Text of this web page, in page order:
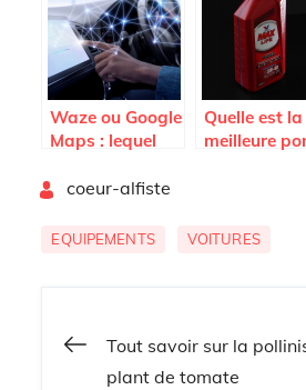
Waze ou Google
Maps : lequel
pour vous ?
Quelle est la
meilleure
coeur-alfiste
EQUIPEMENTS VOITURES
Navigation
Tout savoir sur la
plant de tomate